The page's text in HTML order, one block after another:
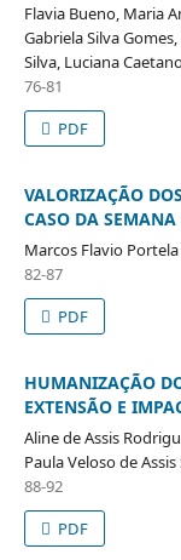
Flavia Bueno, Maria
Gabriela Silva
Silva, Luciana
76-81
PDF
VALORIZAÇÃO
CASO DA
Marcos Flavio
82-87
PDF
HUMANIZAÇÃO
EXTENSÃO E
Aline de Assis
Paula Veloso de
88-92
PDF